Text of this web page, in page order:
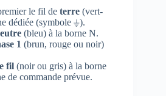
le fil de terre (vert-
dédiée (symbole ⏚).
(bleu) à la borne N.
1 (brun, rouge ou noir)
fil (noir ou gris) à la borne
de commande prévue.